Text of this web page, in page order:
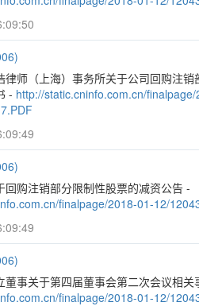
律师（上海）事务所关于公司回购注
- http://static.cninfo.com.cn/
回购注销部分限制性股票的减资公告 -
finalpage/2018-01-12/
董事关于第四届董事会第二次会议相关
finalpage/2018-01-12/